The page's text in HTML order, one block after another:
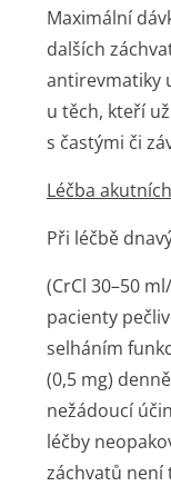
Maximální
dalších
antirevmatiky
u těch, kteří
s častými či
Léčba
Při léčbě
(CrCl 30–50
pacienty
selháním
(0,5 mg)
nežádoucí
léčby
záchvatů není